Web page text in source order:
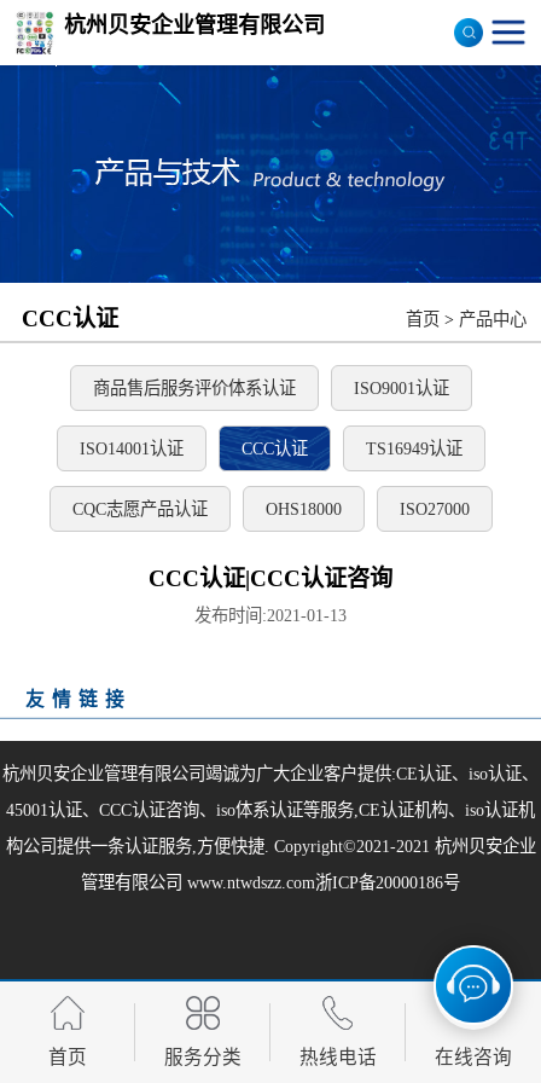
杭州贝安企业管理有限公司
CCC认证 首页 > 产品中心
商品售后服务评价体系认证 ISO9001认证
ISO14001认证 CCC认证 TS16949认证
CQC志愿产品认证 OHS18000 ISO27000
CCC认证|CCC认证咨询
发布时间:2021-01-13
友情链接
杭州贝安企业管理有限公司竭诚为广大企业客户提供:CE认证、iso认证、
45001认证、CCC认证咨询、iso体系认证等服务,CE认证机构、iso认证机
构公司提供一条认证服务,方便快捷. Copyright©2021-2021 杭州贝安企业
管理有限公司 www.ntwdszz.com浙ICP备20000186号
首页 服务分类 热线电话 在线咨询
商品售后服务评价体系
ISO9001认证
CCC认证
TS16949认证
CQC志愿产品认证
OHS18000
ISO27000